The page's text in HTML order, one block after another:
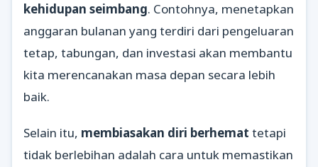
kehidupan seimbang. Contohnya, menetapkan
anggaran bulanan yang terdiri dari pengeluaran
tetap, tabungan, dan investasi akan membantu
kita merencanakan masa depan secara lebih
baik.
Selain itu, membiasakan diri berhemat tetapi
tidak berlebihan adalah cara untuk memastikan